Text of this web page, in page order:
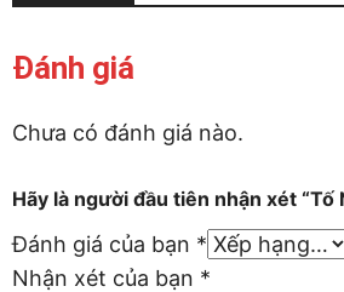
Đánh giá
Chưa có đánh giá nào.
Hãy là người đầu tiên nhận xét “Tố
Đánh giá của bạn *
Nhận xét của bạn *